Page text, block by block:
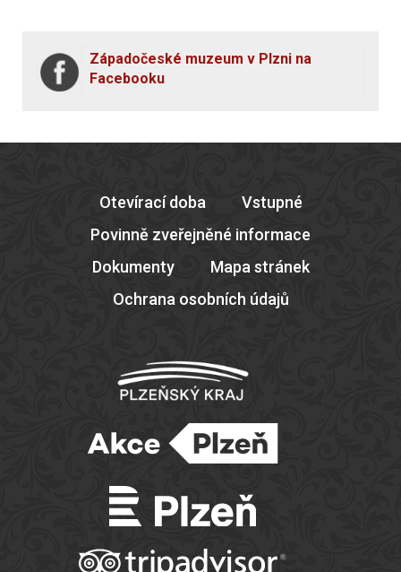
Západočeské muzeum v Plzni na
Facebooku
Otevírací doba
Vstupné
Povinně zveřejněné informace
Dokumenty
Mapa stránek
Ochrana osobních údajů